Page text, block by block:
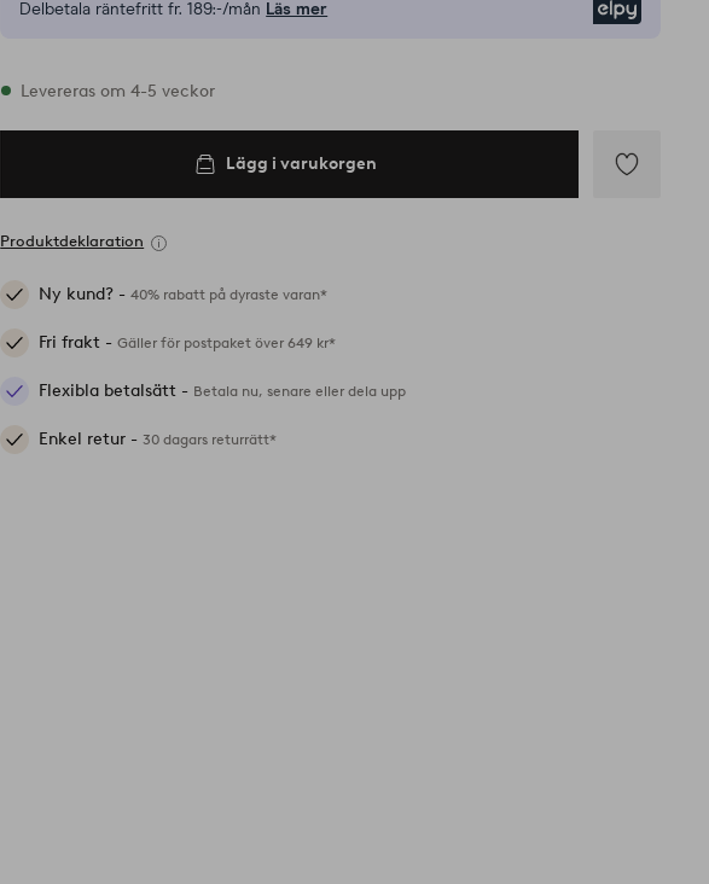
Delbetala räntefritt fr.189:-/mån Läs mer
I lager
Levereras om 4-5 veckor
Lägg i varukorgen
Produktdeklaration
Ny kund? -40% rabatt på dyraste varan*
Fri frakt -Gäller för postpaket över 649 kr*
Flexibla betalsätt - Betala nu, senare eller dela upp
Enkel retur -30 dagars returrätt*